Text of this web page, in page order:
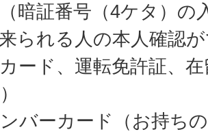
暗証番号（4ケタ）の
られる人の本人確認
ード、運転免許証、
バーカード（お持ち